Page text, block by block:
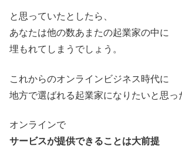
と思っていたとしたら、
あなたは他の数あまたの起業家の中に
埋もれてしまうでしょう。
これからのオンラインビジネス時代に
地方で選ばれる起業家になりたいと思っ
オンラインで
サービスが提供できることは大前提